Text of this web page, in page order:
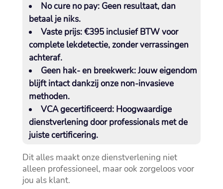
No cure no pay:Geen resultaat, dan
betaal je niks.​
Vaste prijs:€395 inclusief BTW voor
complete lekdetectie, zonder verrassingen
achteraf.​
Geen hak- en breekwerk:Jouw eigendom
blijft intact dankzij onze non-invasieve
methoden.​
VCA gecertificeerd:Hoogwaardige
dienstverlening door professionals met de
juiste certificering.​
Dit alles maakt onze dienstverlening niet
alleen professioneel, maar ook zorgeloos voor
jou als klant.​